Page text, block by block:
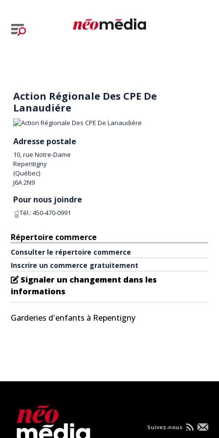
Action Régionale Des CPE De
Lanaudiére
Adresse postale
10, rue Notre-Dame
Repentigny
(Québec)
J6A 2N9
Pour nous joindre
Tél.:450-470-0991
Répertoire commerce
Consulter le répertoire commerce
Inscrire un commerce gratuitement
Signaler un changement dans les
informations
Garderies d'enfants à Repentigny
Suivez-nous